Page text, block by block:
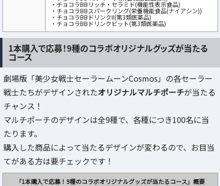
・チョコラBBリッチ・セラミド(機能性表示食品)
・チョコラBBスパークリング(栄養機能食品(ナイアシン))
・チョコラBBドリンクII(第3類医薬品)
・チョコラBBドリンクビット(第3類医薬品)
1本購入で応募！9種のコラボオリジナルグッズが当たる
コース
劇場版「美少女戦士セーラームーンCosmos」の各セーラー
戦士たちがデザインされたオリジナルマルチポーチが当たる
チャンス！
マルチポーチのデザインは全9種で、各種につき100名に当
たります。
購入した商品によって当たるデザインが変わるので、お目当
てがある方は要チェックです！
「1本購入で応募！9種のコラボオリジナルグッズが当たるコース」概要